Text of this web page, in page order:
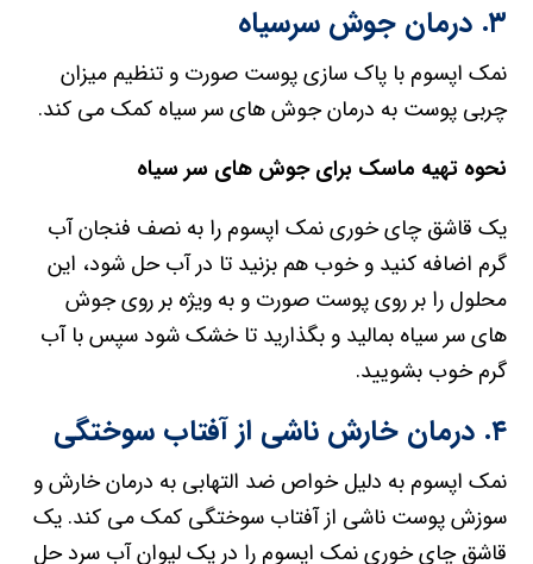
۳. درمان جوش سرسیاه
نمک اپسوم با پاک سازی پوست صورت و تنظیم میزان
چربی پوست به درمان جوش های سر سیاه کمک می کند.
نحوه تهیه ماسک برای جوش های سر سیاه
یک قاشق چای خوری نمک اپسوم را به نصف فنجان آب
گرم اضافه کنید و خوب هم بزنید تا در آب حل شود، این
محلول را بر روی پوست صورت و به ویژه بر روی جوش
های سر سیاه بمالید و بگذارید تا خشک شود سپس با آب
گرم خوب بشویید.
۴. درمان خارش ناشی از آفتاب سوختگی
نمک اپسوم به دلیل خواص ضد التهابی به درمان خارش و
سوزش پوست ناشی از آفتاب سوختگی کمک می کند. یک
قاشق چای خوری نمک اپسوم را در یک لیوان آب سرد حل